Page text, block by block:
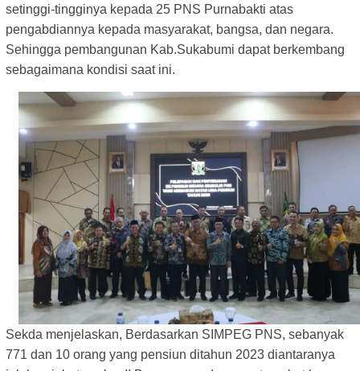
setinggi-tingginya kepada 25 PNS Purnabakti atas
pengabdiannya kepada masyarakat, bangsa, dan negara.
Sehingga pembangunan Kab.Sukabumi dapat berkembang
sebagaimana kondisi saat ini.
Sekda menjelaskan, Berdasarkan SIMPEG PNS, sebanyak
771 dan 10 orang yang pensiun ditahun 2023 diantaranya